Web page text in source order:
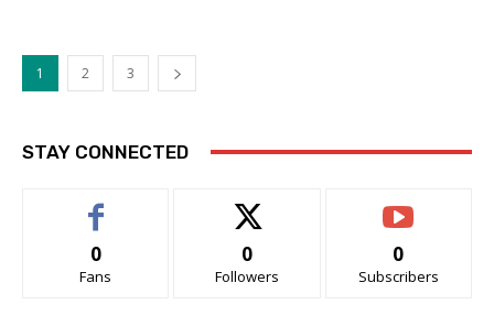
1 2 3
STAY CONNECTED
0
Fans
0
Followers
0
Subscribers